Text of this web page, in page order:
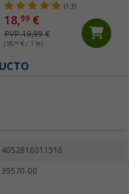
(13)
18,99€
PVP 19,99 €
(18,99€ / 1 m)
4052816011516
39570-00